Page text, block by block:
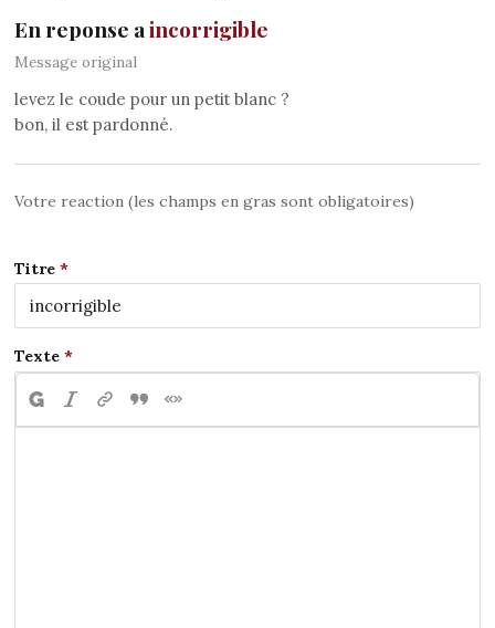
En reponse aincorrigible
Message original
levez le coude pour un petit blanc ?
bon, il est pardonné.
Votre reaction (les champs en gras sont obligatoires)
Titre
Texte